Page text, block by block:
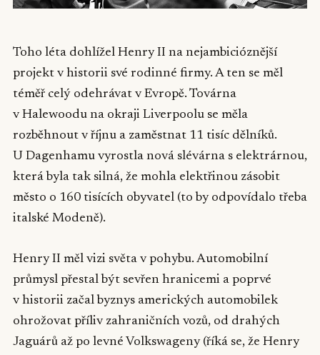
Toho léta dohlížel Henry II na nejambicióznější
projekt v historii své rodinné firmy. A ten se měl
téměř celý odehrávat v Evropě. Továrna
v Halewoodu na okraji Liverpoolu se měla
rozběhnout v říjnu a zaměstnat 11 tisíc dělníků.
U Dagenhamu vyrostla nová slévárna s elektrárnou,
která byla tak silná, že mohla elektřinou zásobit
město o 160 tisících obyvatel (to by odpovídalo třeba
italské Modeně).
Henry II měl vizi světa v pohybu. Automobilní
průmysl přestal být sevřen hranicemi a poprvé
v historii začal byznys amerických automobilek
ohrožovat příliv zahraničních vozů, od drahých
Jaguárů až po levné Volkswageny (říká se, že Henry